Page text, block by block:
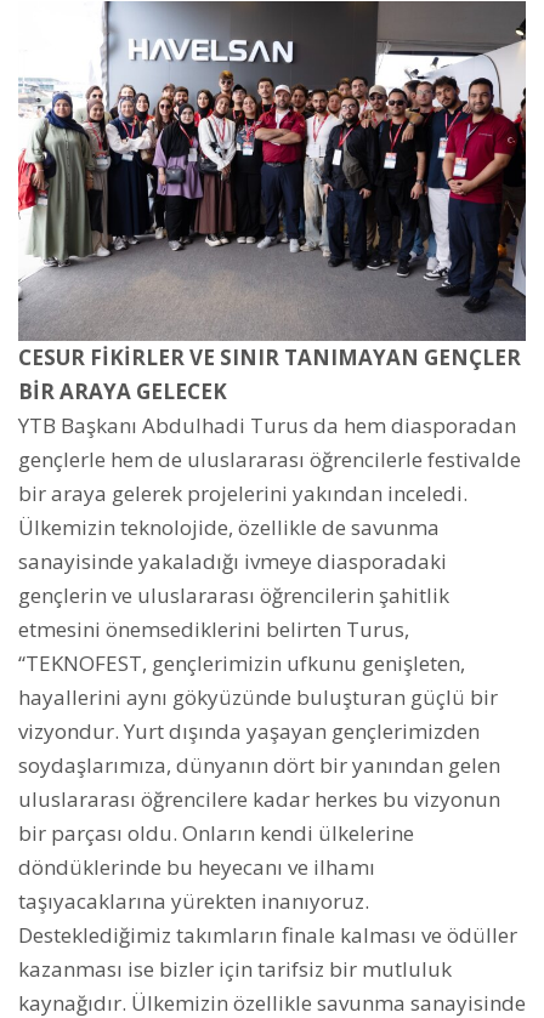
CESUR FİKİRLER VE SINIR TANIMAYAN GENÇLER
BİR ARAYA GELECEK
YTB Başkanı Abdulhadi Turus da hem diasporadan
gençlerle hem de uluslararası öğrencilerle festivalde
bir araya gelerek projelerini yakından inceledi.
Ülkemizin teknolojide, özellikle de savunma
sanayisinde yakaladığı ivmeye diasporadaki
gençlerin ve uluslararası öğrencilerin şahitlik
etmesini önemsediklerini belirten Turus,
“TEKNOFEST, gençlerimizin ufkunu genişleten,
hayallerini aynı gökyüzünde buluşturan güçlü bir
vizyondur. Yurt dışında yaşayan gençlerimizden
soydaşlarımıza, dünyanın dört bir yanından gelen
uluslararası öğrencilere kadar herkes bu vizyonun
bir parçası oldu. Onların kendi ülkelerine
döndüklerinde bu heyecanı ve ilhamı
taşıyacaklarına yürekten inanıyoruz.
Desteklediğimiz takımların finale kalması ve ödüller
kazanması ise bizler için tarifsiz bir mutluluk
kaynağıdır. Ülkemizin özellikle savunma sanayisinde